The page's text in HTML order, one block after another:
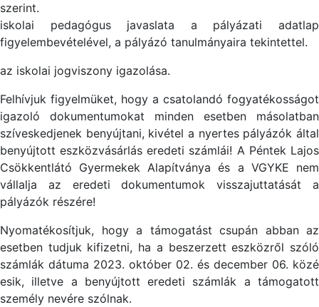
szerint.
iskolai pedagógus javaslata a pályázati adatlap
figyelembevételével, a pályázó tanulmányaira tekintettel.
az iskolai jogviszony igazolása.
Felhívjuk figyelmüket, hogy a csatolandó fogyatékosságot
igazoló dokumentumokat minden esetben másolatban
szíveskedjenek benyújtani, kivétel a nyertes pályázók által
benyújtott eszközvásárlás eredeti számlái! A Péntek Lajos
Csökkentlátó Gyermekek Alapítványa és a VGYKE nem
vállalja az eredeti dokumentumok visszajuttatását a
pályázók részére!
Nyomatékosítjuk, hogy a támogatást csupán abban az
esetben tudjuk kifizetni, ha a beszerzett eszközről szóló
számlák dátuma 2023. október 02. és december 06. közé
esik, illetve a benyújtott eredeti számlák a támogatott
személy nevére szólnak.